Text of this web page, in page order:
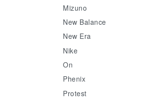
Mizuno
New Balance
New Era
Nike
On
Phenix
Protest